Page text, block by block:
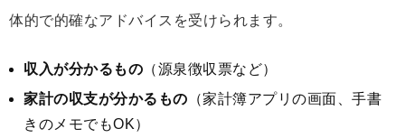
体的で的確なアドバイスを受けられます。
収入が分かるもの （源泉徴収票など）
家計の収支が分かるもの （家計簿アプリの画面、手書
きのメモでもOK）